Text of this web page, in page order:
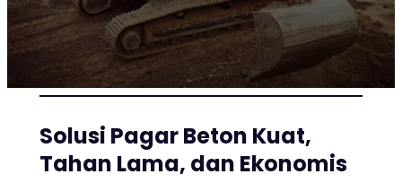
Solusi Pagar Beton Kuat,
Tahan Lama, dan Ekonomis